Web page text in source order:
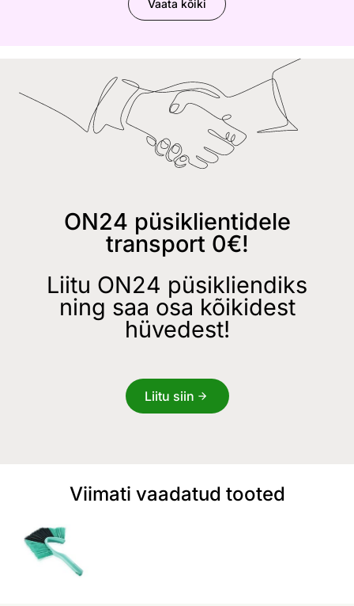
Vaata kõiki
ON24 püsiklientidele
transport 0€!
Liitu ON24 püsikliendiks
ning saa osa kõikidest
hüvedest!
Liitu siin
Viimati vaadatud tooted